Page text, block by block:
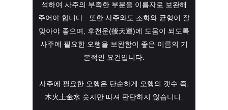
석하여 사주의 부족한 부분을 이름자로 보완해
주어야 합니다. 또한 사주와도 조화와 균형이 잘
맞아야 좋으며, 후천운(後天運)에 도움이 되도록
사주에 필요한 오행을 보완함이 좋은 이름의 기
본적인 요건입니다.
사주에 필요한 오행은 단순하게 오행의 갯수 즉,
木火土金水 숫자만 따져 판단하지 않습니다.